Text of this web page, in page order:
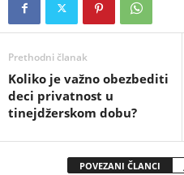
Prethodni članak
Koliko je važno obezbediti
deci privatnost u
tinejdžerskom dobu?
POVEZANI ČLANCI